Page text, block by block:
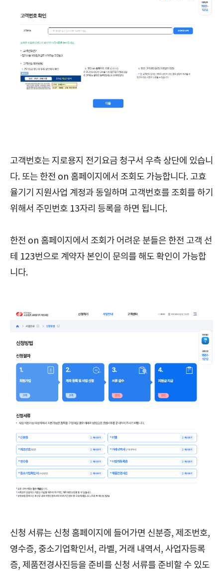
고객번호는 지로용지 전기요금 청구서 우측 상단에 있습니
다. 또는 한전 on 홈페이지에서 조회도 가능합니다. 고효
율기기 지원사업 계정과 동일하며 고객번호를 조회를 하기
위해서 주민번호 13자리 등록을 하면 됩니다.
한전 on 홈페이지에서 조회가 어려운 분들은 한전 고객 선
테 123번으로 계약자 본인이 문의를 해도 확인이 가능합
니다.
신청 서류는 신청 홈페이지에 들어가면 신분증, 제조번호,
영수증, 중소기업확인서, 라벨, 거래 내역서, 사업자등록
증, 제품전경사진등을 준비를 신청 서류를 준비할 수 있도